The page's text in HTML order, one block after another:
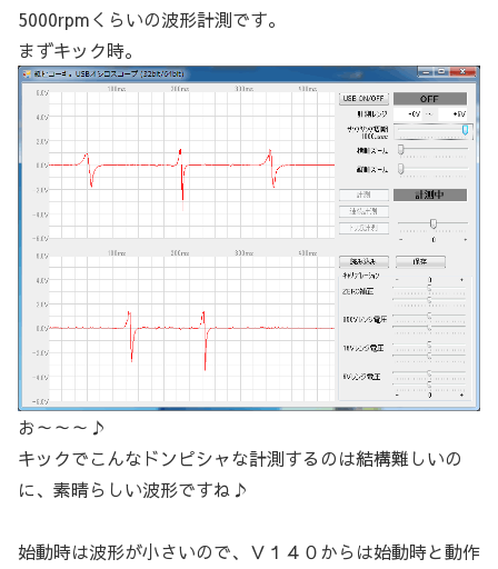
5000rpmくらいの波形計測です。
まずキック時。
お～～～♪
キックでこんなドンピシャな計測するのは結構難しいの
に、素晴らしい波形ですね♪
始動時は波形が小さいので、Ｖ１４０からは始動時と動作